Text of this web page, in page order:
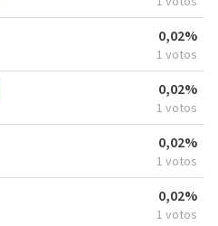
0,02%
1 votos
0,02%
1 votos
0,02%
1 votos
0,02%
1 votos